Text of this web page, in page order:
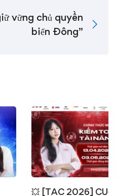
vững chủ quyền
biển Đông”
💥 [TAC 2026]